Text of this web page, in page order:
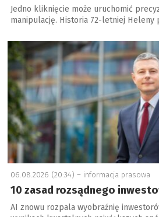
Jedno kliknięcie może uruchomić
manipulację. Historia 72-letniej Heleny
a
06.08.2026 (20:34) – informacja prasowa
10 zasad rozsądnego
AI znowu rozpala wyobraźnię